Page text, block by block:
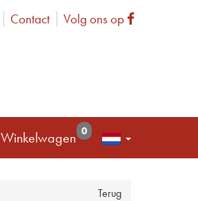
Contact Volg ons op Facebook
Winkelwagen 0
Terug